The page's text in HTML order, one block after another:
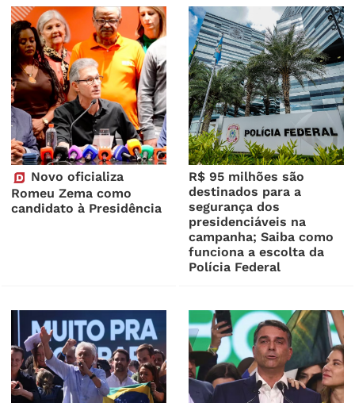
Novo oficializa
Romeu Zema como
candidato à Presidência
R$ 95 milhões são
destinados para a
segurança dos
presidenciáveis na
campanha; Saiba como
funciona a escolta da
Polícia Federal